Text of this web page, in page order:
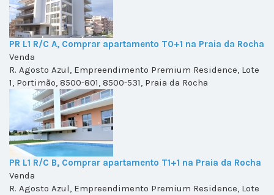
PR L1 R/C A, Comprar apartamento T0+1 na Praia da Rocha
Venda
R. Agosto Azul, Empreendimento Premium Residence, Lote
1, Portimão, 8500-801, 8500-531, Praia da Rocha
PR L1 R/C B, Comprar apartamento T1+1 na Praia da Rocha
Venda
R. Agosto Azul, Empreendimento Premium Residence, Lote